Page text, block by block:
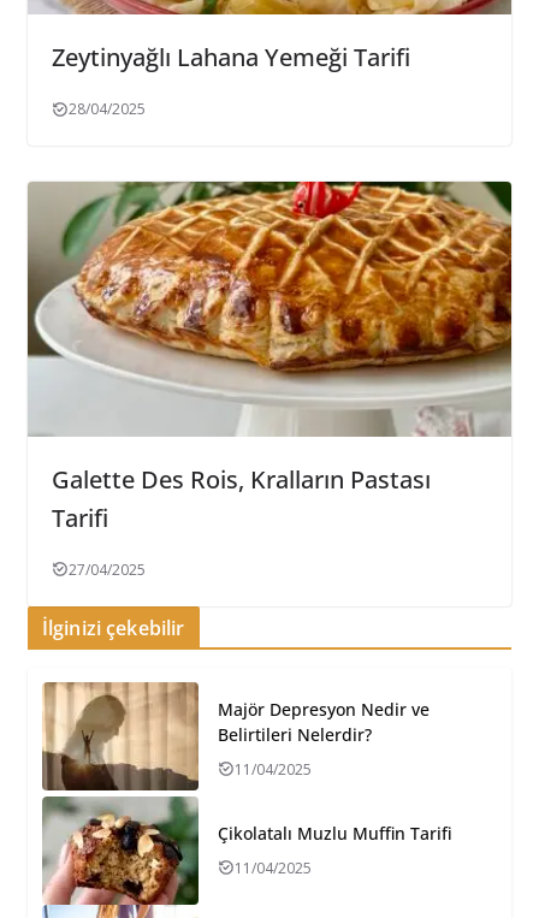
Zeytinyağlı Lahana Yemeği Tarifi
28/04/2025
Galette Des Rois, Kralların Pastası
Tarifi
27/04/2025
İlginizi çekebilir
Majör Depresyon Nedir ve
Belirtileri Nelerdir?
11/04/2025
Çikolatalı Muzlu Muffin Tarifi
11/04/2025